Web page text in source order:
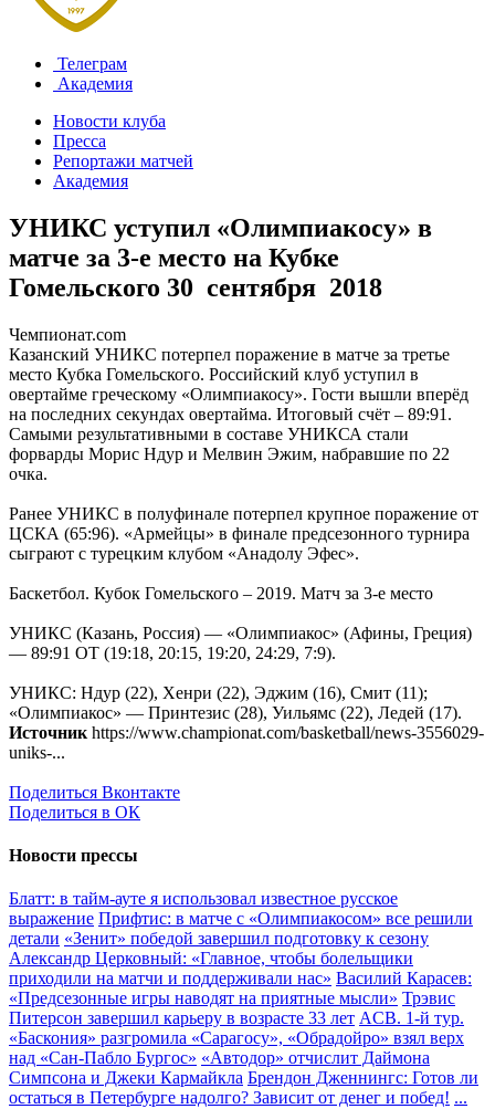
Телеграм
Академия
Новости клуба
Пресса
Репортажи матчей
Академия
УНИКС уступил «Олимпиакосу» в
матче за 3-е место на Кубке
Гомельского 30 сентября 2018
Чемпионат.com
Казанский УНИКС потерпел поражение в матче за третье
место Кубка Гомельского. Российский клуб уступил в
овертайме греческому «Олимпиакосу». Гости вышли вперёд
на последних секундах овертайма. Итоговый счёт – 89:91.
Самыми результативными в составе УНИКСА стали
форварды Морис Ндур и Мелвин Эжим, набравшие по 22
очка.
Ранее УНИКС в полуфинале потерпел крупное поражение от
ЦСКА (65:96). «Армейцы» в финале предсезонного турнира
сыграют с турецким клубом «Анадолу Эфес».
Баскетбол. Кубок Гомельского – 2019. Матч за 3-е место
УНИКС (Казань, Россия) — «Олимпиакос» (Афины, Греция)
— 89:91 ОТ (19:18, 20:15, 19:20, 24:29, 7:9).
УНИКС: Ндур (22), Хенри (22), Эджим (16), Смит (11);
«Олимпиакос» — Принтезис (28), Уильямс (22), Ледей (17).
Источник https://www.championat.com/basketball/news-3556029-
uniks-...
Поделиться Вконтакте
Поделиться в ОК
Новости прессы
Блатт: в тайм-ауте я использовал известное русское
выражение Прифтис: в матче с «Олимпиакосом» все решили
детали «Зенит» победой завершил подготовку к сезону
Александр Церковный: «Главное, чтобы болельщики
приходили на матчи и поддерживали нас» Василий Карасев:
«Предсезонные игры наводят на приятные мысли» Трэвис
Питерсон завершил карьеру в возрасте 33 лет ACB. 1-й тур.
«Баскония» разгромила «Сарагосу», «Обрадойро» взял верх
над «Сан-Пабло Бургос» «Автодор» отчислит Даймона
Симпсона и Джеки Кармайкла Брендон Дженнингс: Готов ли
остаться в Петербурге надолго? Зависит от денег и побед! ...